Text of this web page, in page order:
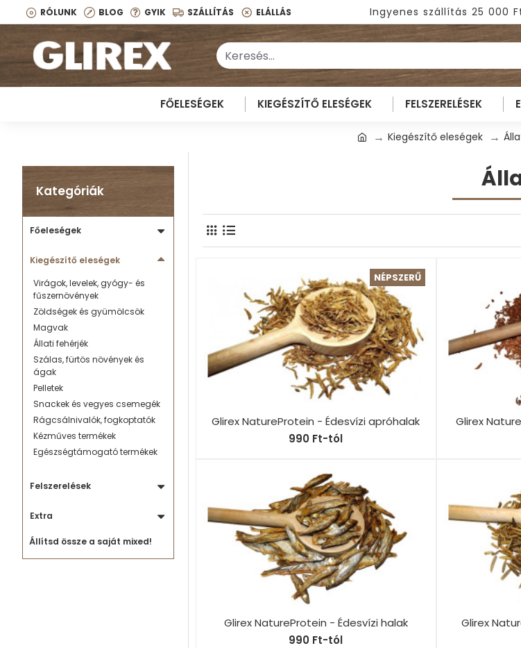
RÓLUNK BLOG GYIK SZÁLLÍTÁS ELÁLLÁS Ingyenes szállítás 25 000
FŐELESÉGEK KIEGÉSZÍTŐ ELESÉGEK FELSZERELÉSEK
Kiegészítő eleségek
Kategóriák
Főeleségek
Kiegészítő eleségek
Virágok, levelek, gyógy- és
fűszernövények
Zöldségek és gyümölcsök
Magvak
Állati fehérjék
Szálas, fürtös növények és
ágak
Pelletek
Snackek és vegyes csemegék
Rágcsálnivalók, fogkoptatók
Kézműves termékek
Egészségtámogató termékek
Felszerelések
Extra
Állítsd össze a saját mixed!
NÉPSZERŰ
Glirex NatureProtein - Édesvízi apróhalak
990 Ft-tól
Glirex
Glirex NatureProtein - Édesvízi halak
990 Ft-tól
Glirex